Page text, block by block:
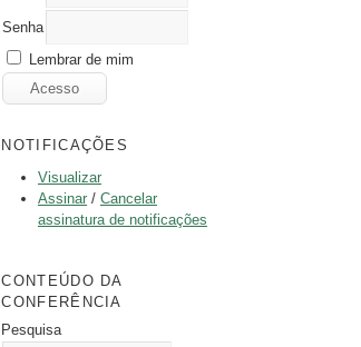
Senha
Lembrar de mim
NOTIFICAÇÕES
Visualizar
Assinar/ Cancelar
assinatura de notificações
CONTEÚDO DA
CONFERÊNCIA
Pesquisa